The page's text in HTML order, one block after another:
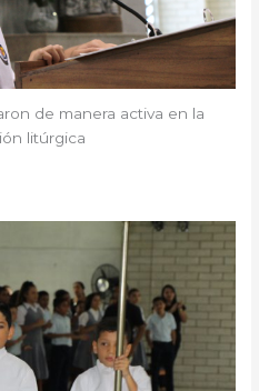
de manera activa en la
litúrgica